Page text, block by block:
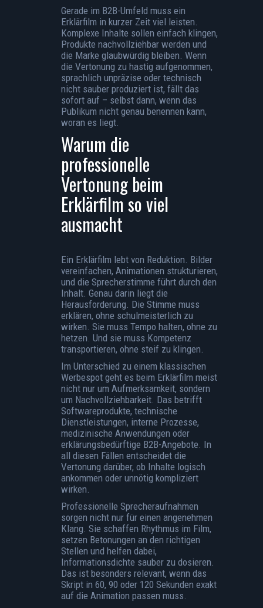
Gerade im B2B-Umfeld muss ein
Erklärfilm in kurzer Zeit viel leisten.
Komplexe Inhalte sollen einfach klingen,
Produkte nachvollziehbar werden und
die Marke glaubwürdig bleiben. Wenn
die Vertonung zu hastig aufgenommen,
sprachlich unpräzise oder technisch
nicht sauber produziert ist, fällt das
sofort auf – selbst dann, wenn das
Publikum nicht genau benennen kann,
woran es liegt.
Warum die
professionelle
Vertonung beim
Erklärfilm so viel
ausmacht
Ein Erklärfilm lebt von Reduktion. Bilder
vereinfachen, Animationen strukturieren,
und die Sprecherstimme führt durch den
Inhalt. Genau darin liegt die
Herausforderung. Die Stimme muss
erklären, ohne schulmeisterlich zu
wirken. Sie muss Tempo halten, ohne zu
hetzen. Und sie muss Kompetenz
transportieren, ohne steif zu klingen.
Im Unterschied zu einem klassischen
Werbespot geht es beim Erklärfilm meist
nicht nur um Aufmerksamkeit, sondern
um Nachvollziehbarkeit. Das betrifft
Softwareprodukte, technische
Dienstleistungen, interne Prozesse,
medizinische Anwendungen oder
erklärungsbedürftige B2B-Angebote. In
all diesen Fällen entscheidet die
Vertonung darüber, ob Inhalte logisch
ankommen oder unnötig kompliziert
wirken.
Professionelle Sprecheraufnahmen
sorgen nicht nur für einen angenehmen
Klang. Sie schaffen Rhythmus im Film,
setzen Betonungen an den richtigen
Stellen und helfen dabei,
Informationsdichte sauber zu dosieren.
Das ist besonders relevant, wenn das
Skript in 60, 90 oder 120 Sekunden exakt
auf die Animation passen muss.